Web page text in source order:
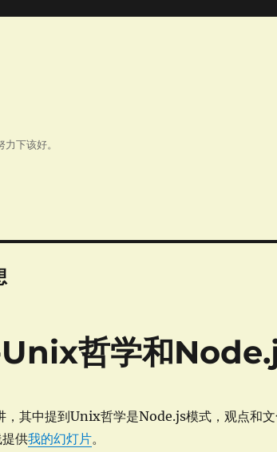
下该好。
Unix哲学和
，其中提到Unix哲学是Node.js模式，观点和
供我的幻灯片。